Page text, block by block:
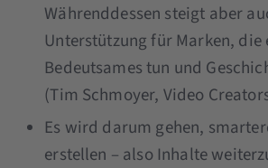
Währenddessen steigt aber
Unterstützung für Marken, die
Bedeutsames tun und
(Tim Schmoyer, Video
Es wird darum gehen,
erstellen – also Inhalte